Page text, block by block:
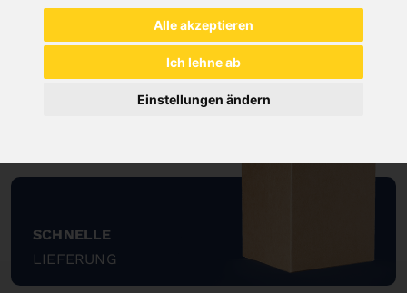
Alle akzeptieren
Ich lehne ab
Einstellungen ändern
NOCH FRAGEN?
+43 732 / 664015
BERNARDO@PWA.AT
SCHNELLE
LIEFERUNG
"